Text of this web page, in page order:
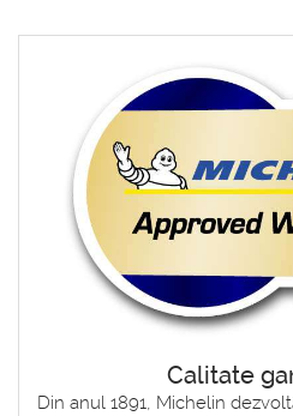
Calitate
Din anul 1891, Michelin